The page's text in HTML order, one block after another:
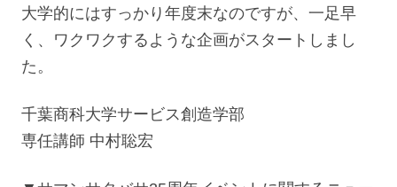
大学的にはすっかり年度末なのですが、一足早
く、ワクワクするような企画がスタートしまし
た。
千葉商科大学サービス創造学部
専任講師 中村聡宏